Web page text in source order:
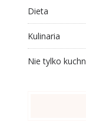
Dieta
Kulinaria
Nie tylko